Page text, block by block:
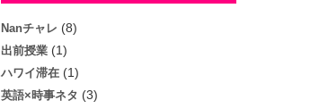
Nanチャレ (8)
出前授業(1)
ハワイ滞在(1)
英語×時事ネタ (3)